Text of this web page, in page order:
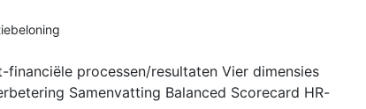
processen/resultaten Vier dimensies
Samenvatting Balanced Scorecard HR-